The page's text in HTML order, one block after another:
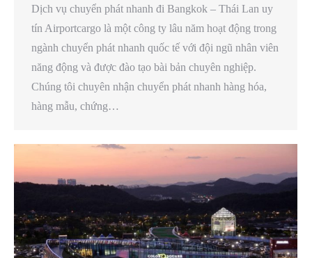
Dịch vụ chuyển phát nhanh đi Bangkok – Thái Lan uy
tín Airportcargo là một công ty lâu năm hoạt động trong
ngành chuyển phát nhanh quốc tế với đội ngũ nhân viên
năng động và được đào tạo bài bản chuyên nghiệp.
Chúng tôi chuyên nhận chuyển phát nhanh hàng hóa,
hàng mẫu, chứng…